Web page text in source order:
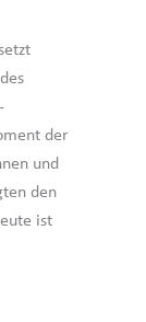
der
und
den
ist